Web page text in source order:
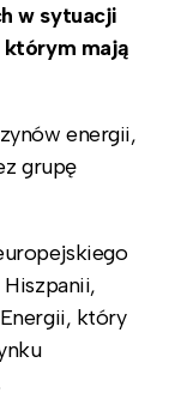
w sytuacji
którym mają
energii,
grupę
który